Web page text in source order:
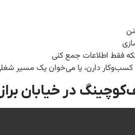
فقط اطلاعات جمع کنی
کسب‌وکار دارن، یا می‌خوان یک مسیر
در خیابان